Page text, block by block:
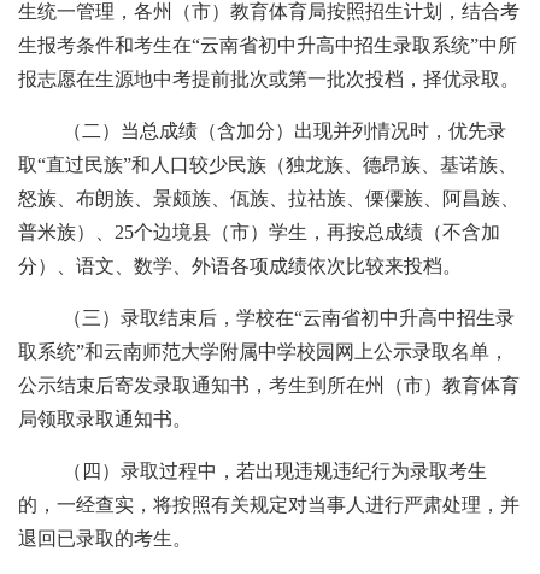
生统一管理，各州（市）教育体育局按照招生计划，结合考
生报考条件和考生在“云南省初中升高中招生录取系统”中所
报志愿在生源地中考提前批次或第一批次投档 ， 择优录取。
（二）当总成绩（含加分）出现并列情况时， 优先录
取“直过民族”和人口较少民族（独龙族、德昂族、基诺族、
怒族、布朗族、景颇族、佤族、拉祜族、傈僳族、阿昌族、
普米族）、25个边境县（市）学生，再按总成绩 （不含加
分）、语文、数学、外语各项成绩依次比较来投档。
（三）录取结束后，学校在“云南省初中升高中招生录
取系统”和云南师范大学附属中学校园网上公示录取名单，
公示结束后寄发录取通知书，考生到所在州（市）教育体育
局领取录取通知书。
（四）录取过程中，若出现违规违纪行为录取考生
的，一经查实，将按照有关规定对当事人进行严肃处理，并
退回已录取的考生。